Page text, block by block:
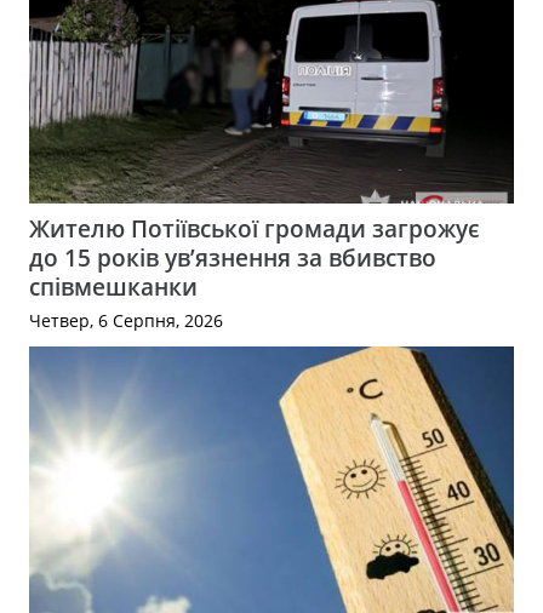
Жителю Потіївської громади загрожує
до 15 років ув’язнення за вбивство
співмешканки
Четвер, 6 Серпня, 2026